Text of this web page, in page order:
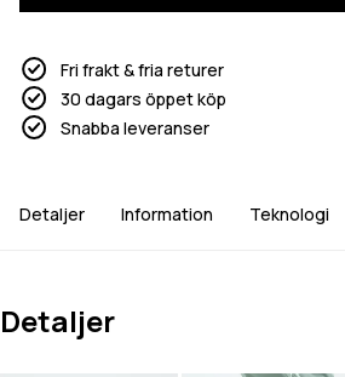
Fri frakt & fria returer
30 dagars öppet köp
Snabba leveranser
Detaljer Information Teknologi
Detaljer